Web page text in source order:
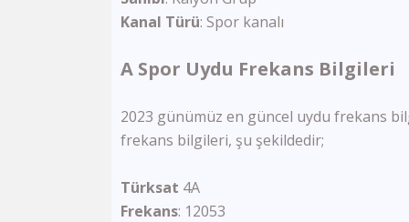
Kanal Türü: Spor kanalı
A Spor Uydu Frekans Bilgileri
2023 günümüz en güncel uydu frekans
frekans bilgileri, şu şekildedir;
Türksat 4A
Frekans: 12053